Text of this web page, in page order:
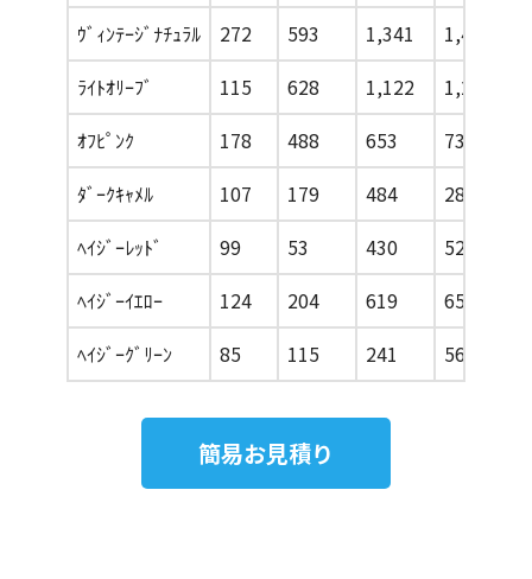
ｳﾞｨﾝﾃｰｼﾞﾅﾁｭﾗﾙ
272 593 1,341 1,467
ﾗｲﾄｵﾘｰﾌﾞ
115 628 1,122 1,211
ｵﾌﾋﾟﾝｸ
178 488 653 733
ﾀﾞｰｸｷｬﾒﾙ
107 179 484 283
ﾍｲｼﾞｰﾚｯﾄﾞ
99 53 430 522
ﾍｲｼﾞｰｲｴﾛｰ
124 204 619 651
ﾍｲｼﾞｰｸﾞﾘｰﾝ
85 115 241 562
簡易お見積り